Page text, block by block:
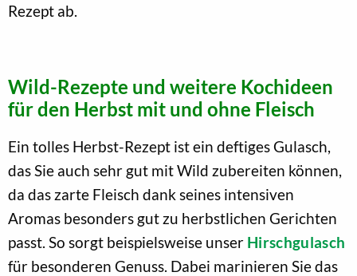
Rezept ab.
Wild-Rezepte und weitere Kochideen
für den Herbst mit und ohne Fleisch
Ein tolles Herbst-Rezept ist ein deftiges Gulasch,
das Sie auch sehr gut mit Wild zubereiten können,
da das zarte Fleisch dank seines intensiven
Aromas besonders gut zu herbstlichen Gerichten
passt. So sorgt beispielsweise unser Hirschgulasch
für besonderen Genuss. Dabei marinieren Sie das